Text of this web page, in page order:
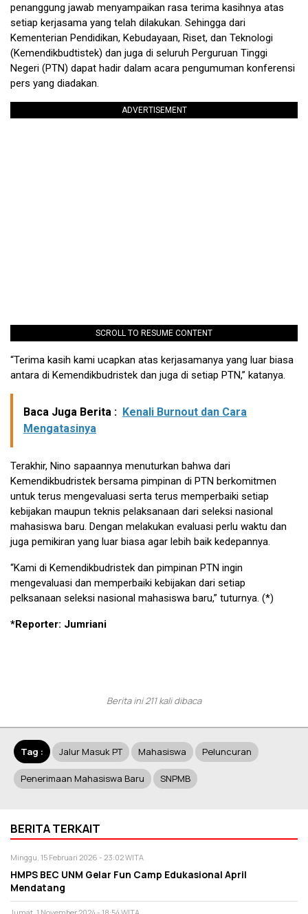
penanggung jawab menyampaikan rasa terima kasihnya atas
setiap kerjasama yang telah dilakukan. Sehingga dari
Kementerian Pendidikan, Kebudayaan, Riset, dan Teknologi
(Kemendikbudtistek) dan juga di seluruh Perguruan Tinggi
Negeri (PTN) dapat hadir dalam acara pengumuman konferensi
pers yang diadakan.
ADVERTISEMENT
SCROLL TO RESUME CONTENT
“Terima kasih kami ucapkan atas kerjasamanya yang luar biasa
antara di Kemendikbudristek dan juga di setiap PTN,” katanya.
Baca Juga Berita : Kenali Burnout dan Cara
Mengatasinya
Terakhir, Nino sapaannya menuturkan bahwa dari
Kemendikbudristek bersama pimpinan di PTN berkomitmen
untuk terus mengevaluasi serta terus memperbaiki setiap
kebijakan maupun teknis pelaksanaan dari seleksi nasional
mahasiswa baru. Dengan melakukan evaluasi perlu waktu dan
juga pemikiran yang luar biasa agar lebih baik kedepannya.
“Kami di Kemendikbudristek dan pimpinan PTN ingin
mengevaluasi dan memperbaiki kebijakan dari setiap
pelksanaan seleksi nasional mahasiswa baru,” tuturnya. (*)
*Reporter: Jumriani
Berita ini 211 kali dibaca
Tag : Jalur Masuk PT Mahasiswa Peluncuran
Penerimaan Mahasiswa Baru SNPMB
BERITA TERKAIT
Minggu, 15 Februari 2026 - 23:02 WITA
HMPS BEC UNM Gelar Fun Camp Edukasional April
Mendatang